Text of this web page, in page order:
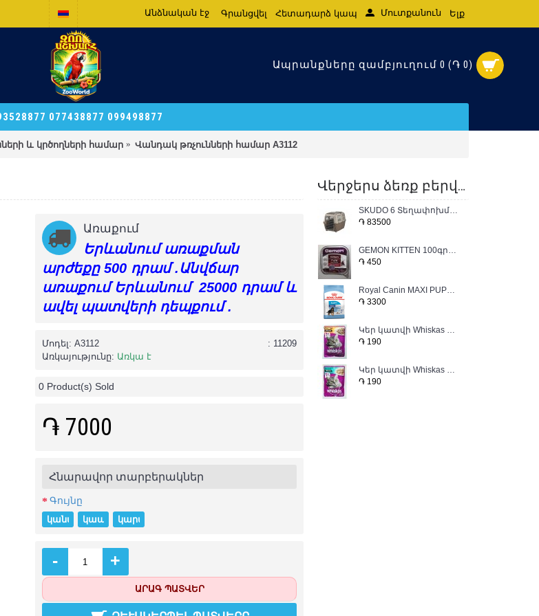
Անձնական էջ Գրանցվել Հետադարձ կապ Մուտքանուն Ելք
Ապրանքները զամբյուղում 0 (֏ 0)
077438877 099498877
և կրծողների համար Վանդակ թռչունների համար A3112
Վերջերս ձեռք բերված ապրանքներ
SKUDO 6 Տեղափոխման կոնտեյներ 63*70*92
֏ 83500
GEMON KITTEN 100գրամ պաշտետ հավի կատվի ձաքի համար
֏ 450
Royal Canin MAXI PUPPY JUNIOR կեր մեծ չափի ջահել և ձաք շան 1կգ
֏ 3300
Կեր կատվի Whiskas 75գ հնդկահավով դոնդող (желе)
֏ 190
Կեր կատվի Whiskas 75գ ճագարով դոնդող (желе)
֏ 190
Առաքում
Երևանում առաքման
արժեքը 500 դրամ .Անվճար
առաքում Երևանում 25000 դրամ և
ավել պատվերի դեպքում .
: 11209
Մոդել: A3112
Առկայությունը: Առկա է
0 Product(s) Sold
֏ 7000
Հնարավոր տարբերակներ
Գույնը
կանաչ կապույտկարմիր
- +
ԱՐԱԳ ՊԱՏՎԵՐ